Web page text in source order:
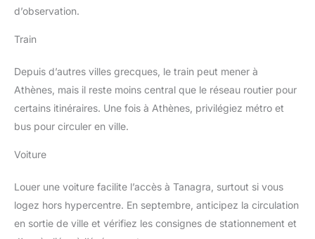
d’observation.
Train
Depuis d’autres villes grecques, le train peut mener à
Athènes, mais il reste moins central que le réseau routier pour
certains itinéraires. Une fois à Athènes, privilégiez métro et
bus pour circuler en ville.
Voiture
Louer une voiture facilite l’accès à Tanagra, surtout si vous
logez hors hypercentre. En septembre, anticipez la circulation
en sortie de ville et vérifiez les consignes de stationnement et